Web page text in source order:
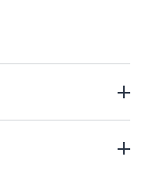
で集中保湿。全方位に